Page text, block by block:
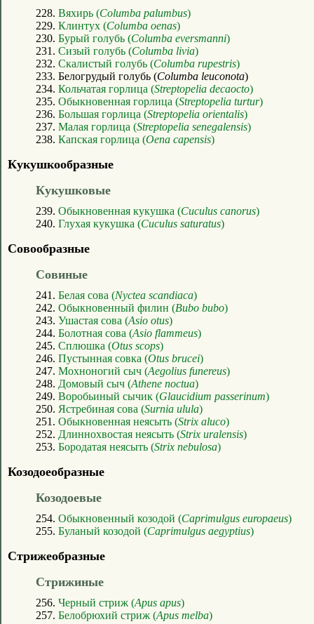
228. Вяхирь (Columba palumbus)
229. Клинтух (Columba oenas)
230. Бурый голубь (Columba eversmanni)
231. Сизый голубь (Columba livia)
232. Скалистый голубь (Columba rupestris)
233. Белогрудый голубь (Columba leuconota)
234. Кольчатая горлица (Streptopelia decaocto)
235. Обыкновенная горлица (Streptopelia turtur)
236. Большая горлица (Streptopelia orientalis)
237. Малая горлица (Streptopelia senegalensis)
238. Капская горлица (Oena capensis)
Кукушкообразные
Кукушковые
239. Обыкновенная кукушка (Cuculus canorus)
240. Глухая кукушка (Cuculus saturatus)
Совообразные
Совиные
241. Белая сова (Nyctea scandiaca)
242. Обыкновенный филин (Bubo bubo)
243. Ушастая сова (Asio otus)
244. Болотная сова (Asio flammeus)
245. Сплюшка (Otus scops)
246. Пустынная совка (Otus brucei)
247. Мохноногий сыч (Aegolius funereus)
248. Домовый сыч (Athene noctua)
249. Воробьиный сычик (Glaucidium passerinum)
250. Ястребиная сова (Surnia ulula)
251. Обыкновенная неясыть (Strix aluco)
252. Длиннохвостая неясыть (Strix uralensis)
253. Бородатая неясыть (Strix nebulosa)
Козодоеобразные
Козодоевые
254. Обыкновенный козодой (Caprimulgus europaeus)
255. Буланый козодой (Caprimulgus aegyptius)
Стрижеобразные
Стрижиные
256. Черный стриж (Apus apus)
257. Белобрюхий стриж (Apus melba)